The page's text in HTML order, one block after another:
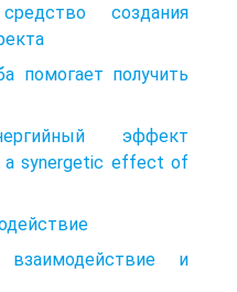
создания
помогает получить
эффект
a synergetic effect of
и